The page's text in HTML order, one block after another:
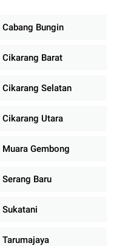
Cabang Bungin
Cikarang Barat
Cikarang Selatan
Cikarang Utara
Muara Gembong
Serang Baru
Sukatani
Tarumajaya